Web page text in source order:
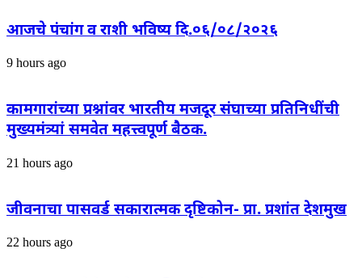
आजचे पंचांग व राशी भविष्य दि.०६/०८/२०२६
9 hours ago
कामगारांच्या प्रश्नांवर भारतीय मजदूर संघाच्या प्रतिनिधींची
मुख्यमंत्र्यां समवेत महत्त्वपूर्ण बैठक.
21 hours ago
जीवनाचा पासवर्ड सकारात्मक दृष्टिकोन- प्रा. प्रशांत देशमुख
22 hours ago